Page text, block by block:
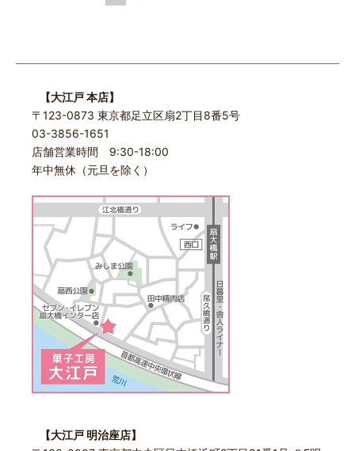
【大江戸 本店】
〒123-0873 東京都足立区扇2丁目8番5号
03-3856-1651
店舗営業時間 9:30-18:00
年中無休（元旦を除く）
【大江戸 明治座店】